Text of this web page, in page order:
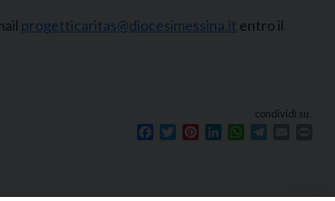
progetticaritas@diocesimessina.it entro il
condividi su
Facebook
TwitterPinterestLinkedInWhatsApp